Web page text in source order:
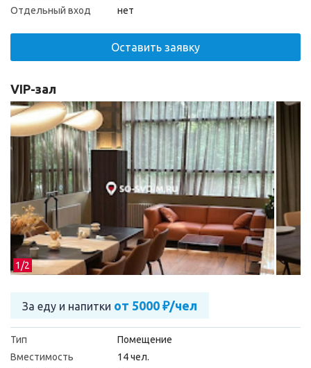
Отдельный вход
нет
Оставить заявку
1/2
VIP-зал
За еду и напитки от 5000 ₽/чел
Тип
Помещение
Вместимость
14 чел.